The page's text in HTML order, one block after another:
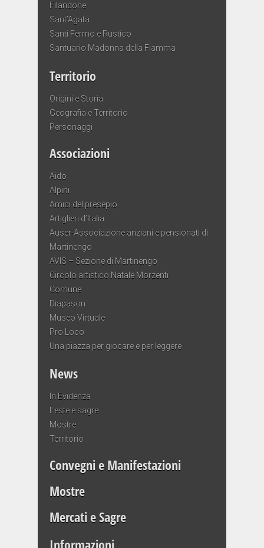
Filandone
Sant’Agata
Santi Fermo e Rustico
Santuario Madonna della Fiamma
Territorio
Origini e Storia
Geografia e Territorio
Personaggi
Associazioni
Aido
Alpini
Amici del presepio
Artiglieri d’Italia
Auser-Associazione anziani e pensionati di
Martinengo
AVIS – Sezione di Martinengo
Circolo artistico Natale Morzenti
Comune
Diapason
Museo Virtuale
Pro Loco
Una piazza per giocare e per leggere
News
In Evidenza
Feste e sagre
Mostre
Territorio
Convegni e Manifestazioni
Mostre
Mercati e Sagre
Informazioni